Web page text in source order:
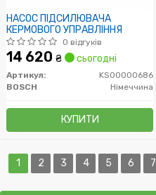
НАСОС ПІДСИЛЮВАЧА
КЕРМОВОГО УПРАВЛІННЯ
0 відгуків
14 620 ₴ сьогодні
Артикул:
KS00000686
BOSCH
Німеччина
КУПИТИ
1 2 3 4 5 6 7